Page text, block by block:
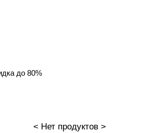
до 80%
< Нет продуктов >